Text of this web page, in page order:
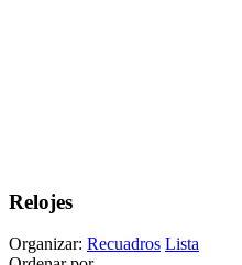
Relojes
Organizar: Recuadros Lista